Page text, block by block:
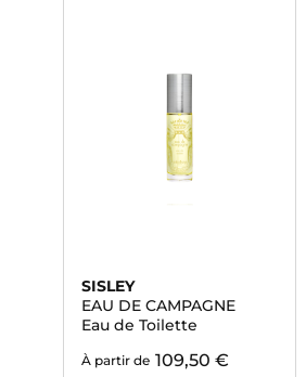
SISLEY
EAU DE CAMPAGNE
Eau de Toilette
À partir de 109,50 €